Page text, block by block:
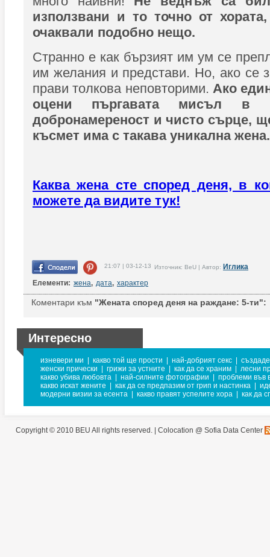
използвани и то точно от
очаквали подобно нещо.
Странно е как бързият им ум се
им желания и представи. Но, ако се
прави толкова неповторими. Ако
оцени пъргавата мисъл в
добронамереност и чисто сърце,
късмет има с такава уникална жена.
Каква жена сте според деня, в
можете да видите тук!
21:07 | 03-12-13 Източник: BeU | Автор: Иглика
Елементи: жена, дата, характер
Коментари към "Жената според деня на раждане: 5-ти":
Интересно
изневери ми какво той ще прости най-добрият секс
женски прически
грижи за устните как да се храним
лесни
какво убива любовта
най-силните фотографии
проблеми във
какво искат жените
как да се предпазим от грип и настинка
модерни визии за есента
какво правят успелите хора как да
Copyright © 2010 BEU All rights reserved. | Colocation @ Sofia Data Center